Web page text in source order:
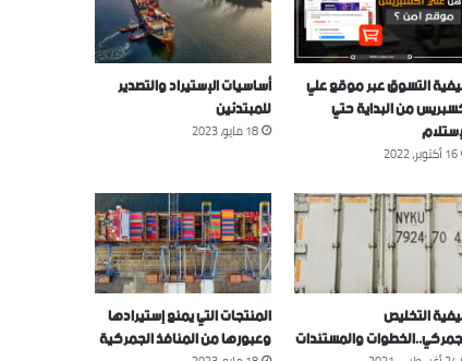
التسوق عبر موقع علي
من البداية حتي
16 أكتوبر، 2022
أساسيات الإستيراد والتصدير
للمبتدئين
18 مايو، 2023
التخليص
والمستندات
المنتجات التي يمنع إستيرادها
وعبورها من المنافذ الجمركية